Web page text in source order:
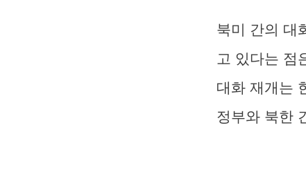
북미 간의 대
고 있다는 점
대화 재개는
정부와 북한